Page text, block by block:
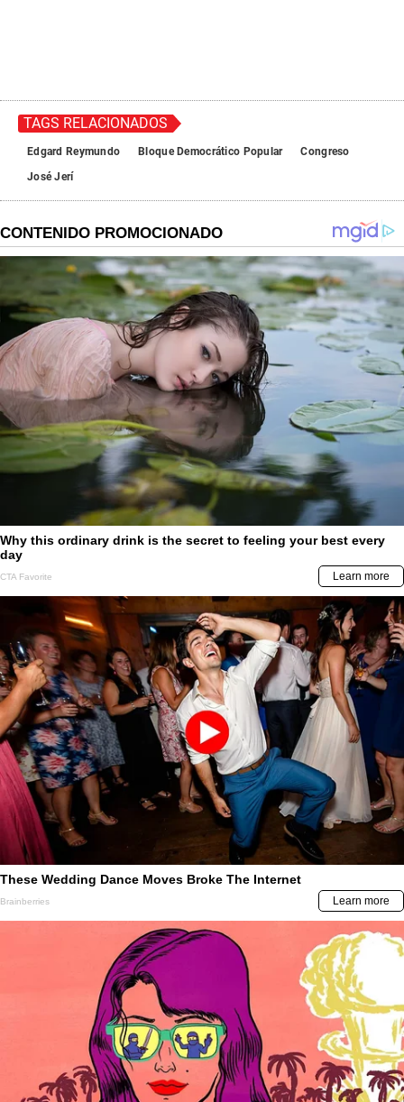
TAGS RELACIONADOS
Edgard Reymundo Bloque Democrático Popular
Congreso
José Jerí